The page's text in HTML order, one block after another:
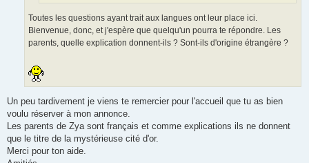
Toutes les questions ayant trait aux langues ont leur place ici.
Bienvenue, donc, et j'espère que quelqu'un pourra te répondre. Les
parents, quelle explication donnent-ils ? Sont-ils d'origine étrangère ?
Un peu tardivement je viens te remercier pour l'accueil que tu as bien
voulu réserver à mon annonce.
Les parents de Zya sont français et comme explications ils ne donnent
que le titre de la mystérieuse cité d'or.
Merci pour ton aide.